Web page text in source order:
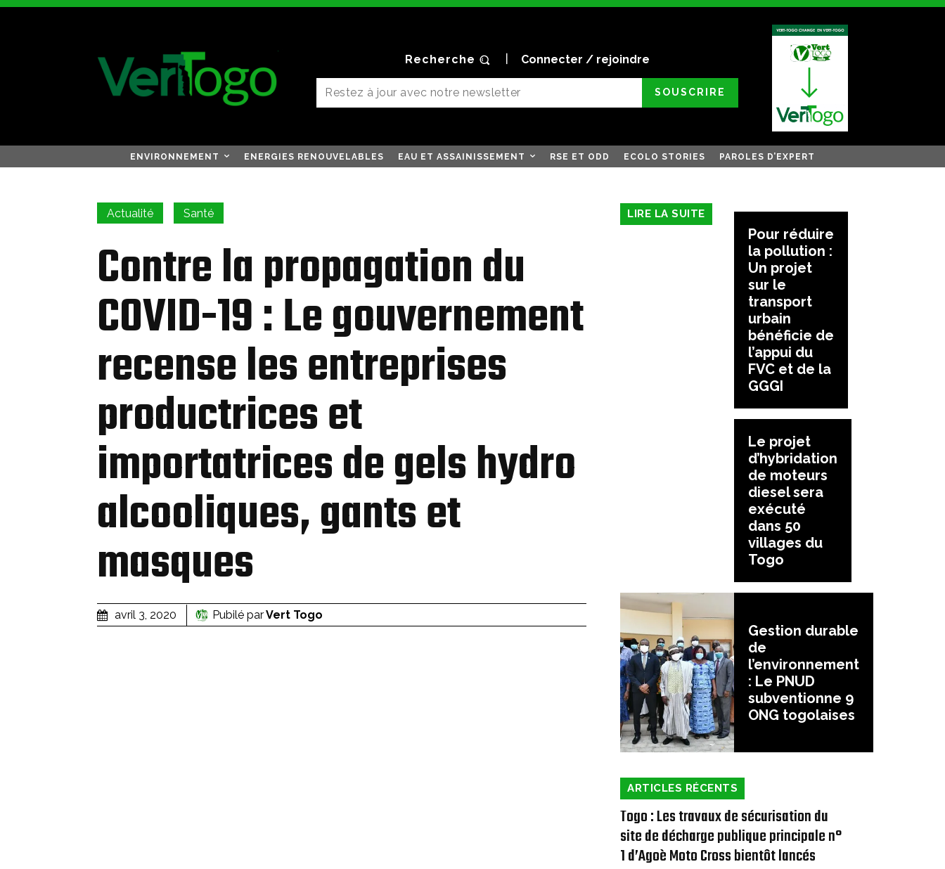
Recherche Connecter / rejoindre
SOUSCRIRE
ENVIRONNEMENT ENERGIES RENOUVELABLES EAU ET ASSAINISSEMENT RSE ET ODD ECOLO STORIES PAROLES D’EXPERT
Actualité Santé
Contre la propagation du
COVID-19 : Le gouvernement
recense les entreprises
productrices et
importatrices de gels hydro
alcooliques, gants et
masques
avril 3, 2020 Pubilé parVert Togo
LIRE LA SUITE
Pour réduire
la pollution :
Un projet
sur le
transport
urbain
bénéficie de
l’appui du
FVC et de la
GGGI
Le projet
d’hybridation
de moteurs
diesel sera
exécuté
dans 50
villages du
Togo
Gestion durable
de
l’environnement
: Le PNUD
subventionne 9
ONG togolaises
ARTICLES RÉCENTS
Togo : Les travaux de sécurisation du
site de décharge publique principale n°
1 d’Agoè Moto Cross bientôt lancés